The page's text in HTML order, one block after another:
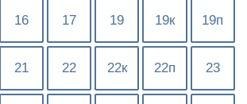
16 17 19 19к 19п
21 22 22к 22п 23